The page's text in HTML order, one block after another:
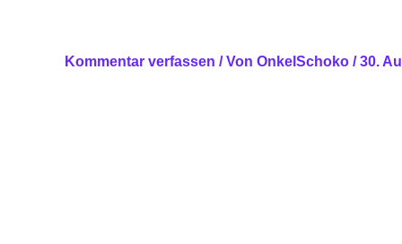
Kommentar verfassen / Von OnkelSchoko /30.